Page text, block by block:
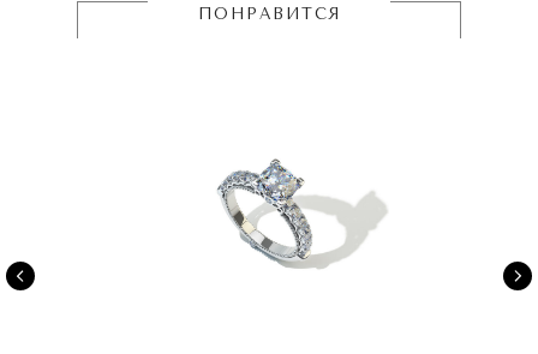
ПОНРАВИТСЯ